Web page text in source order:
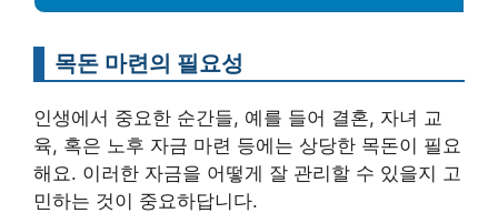
목돈 마련의 필요성
인생에서 중요한 순간들, 예를 들어 결혼, 자녀 교
육, 혹은 노후 자금 마련 등에는 상당한 목돈이 필요
해요. 이러한 자금을 어떻게 잘 관리할 수 있을지 고
민하는 것이 중요하답니다.